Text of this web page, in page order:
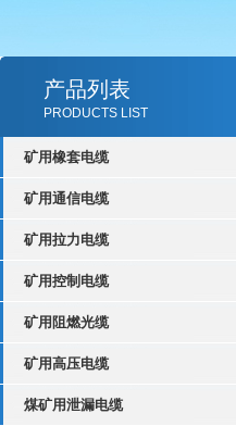
产品列表
PRODUCTS LIST
矿用橡套电缆
矿用通信电缆
矿用拉力电缆
矿用控制电缆
矿用阻燃光缆
矿用高压电缆
煤矿用泄漏电缆